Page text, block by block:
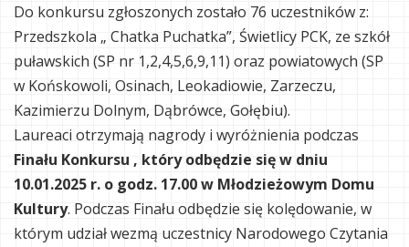
Do konkursu zgłoszonych zostało 76 uczestników z:
Przedszkola „ Chatka Puchatka”, Świetlicy PCK, ze szkół
puławskich (SP nr 1,2,4,5,6,9,11) oraz powiatowych (SP
w Końskowoli, Osinach, Leokadiowie, Zarzeczu,
Kazimierzu Dolnym, Dąbrówce, Gołębiu).
Laureaci otrzymają nagrody i wyróżnienia podczas
Finału Konkursu , który odbędzie się w dniu
10.01.2025 r. o godz. 17.00 w Młodzieżowym Domu
Kultury. Podczas Finału odbędzie się kolędowanie, w
którym udział wezmą uczestnicy Narodowego Czytania